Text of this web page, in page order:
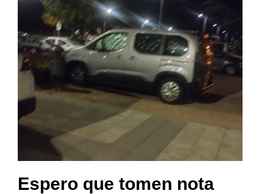
Espero que tomen nota